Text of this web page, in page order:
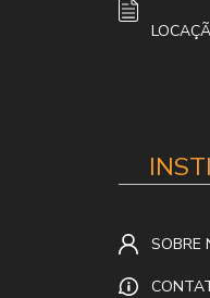
SOBRE